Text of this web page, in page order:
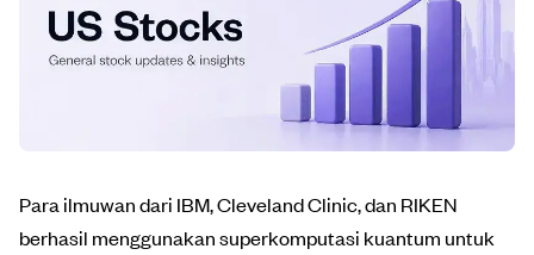
Para ilmuwan dari IBM, Cleveland Clinic, dan RIKEN
berhasil menggunakan superkomputasi kuantum untuk